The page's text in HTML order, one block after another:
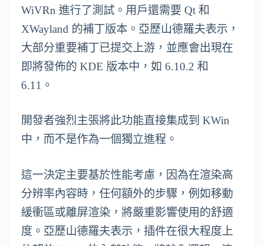
WiVRn 進行了測試。用戶還需要 Qt 和
XWayland 的補丁版本。亞歷山德羅夫表示，
大部分重要補丁已提交上游，並應會出現在
即將發佈的 KDE 版本中，如 6.10.2 和
6.11。
開發者強烈主張將此功能直接集成到 KWin
中，而不是作為一個獨立進程。
這一決定主要基於性能考慮，因為在渲染高
分辨率內容時，任何額外的步驟，例如移動
緩衝區或離屏渲染，將嚴重影響使用的舒適
度。亞歷山德羅夫表示，插件在很大程度上